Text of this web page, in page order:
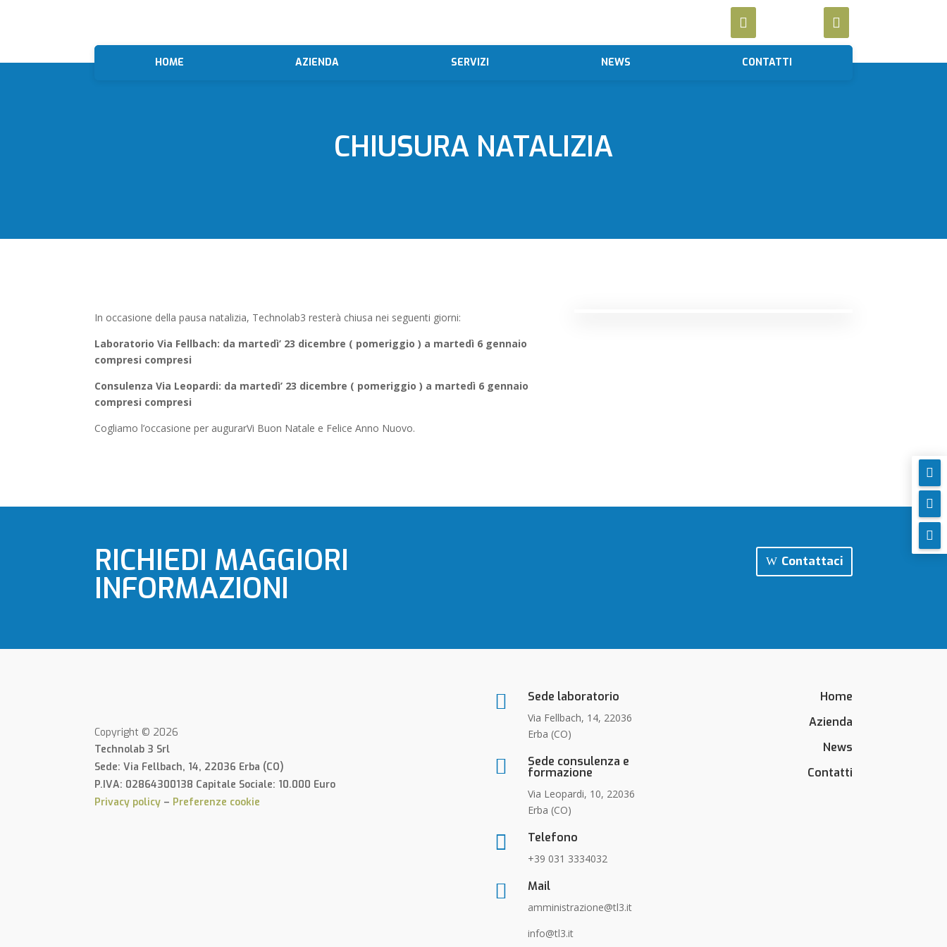
HOME AZIENDA SERVIZI NEWS CONTATTI
CHIUSURA NATALIZIA
In occasione della pausa natalizia, Technolab3 resterà chiusa nei seguenti giorni:
Laboratorio Via Fellbach: da martedì’ 23 dicembre ( pomeriggio ) a martedì 6 gennaio
compresi compresi
Consulenza Via Leopardi: da martedì’ 23 dicembre ( pomeriggio ) a martedì 6 gennaio
compresi compresi
Cogliamo l’occasione per augurarVi Buon Natale e Felice Anno Nuovo.
RICHIEDI MAGGIORI
INFORMAZIONI
Contattaci
Copyright © 2026
Technolab 3 Srl
Sede: Via Fellbach, 14, 22036 Erba (CO)
P.IVA: 02864300138 Capitale Sociale: 10.000 Euro
Privacy policy – Preferenze cookie
 Sede laboratorio
Via Fellbach, 14, 22036
Erba (CO)
 Sede consulenza e
formazione
Via Leopardi, 10, 22036
Erba (CO)
 Telefono
+39 031 3334032
 Mail
amministrazione@tl3.it
info@tl3.it
Home
Azienda
News
Contatti


